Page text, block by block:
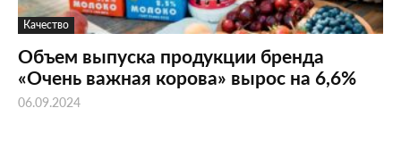
Качество
Объем выпуска продукции бренда
«Очень важная корова» вырос на 6,6%
06.09.2024